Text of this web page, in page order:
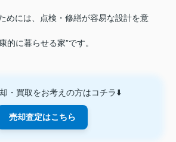
めには、点検・修繕が容易な設計を意
に暮らせる家”です。
・買取をお考えの方はコチラ⬇️
売却査定はこちら